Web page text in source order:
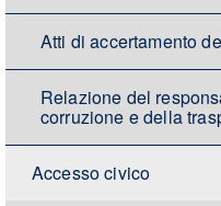
Atti di accertamento
Relazione del
corruzione e della
Accesso civico